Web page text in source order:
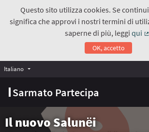
Questo sito utilizza cookies. Se
significa che approvi i nostri termini di
saperne di più, leggiqui
OK, accetto
Sarmato Partecipa
Italiano Choose language
Il nuovo Salunёi